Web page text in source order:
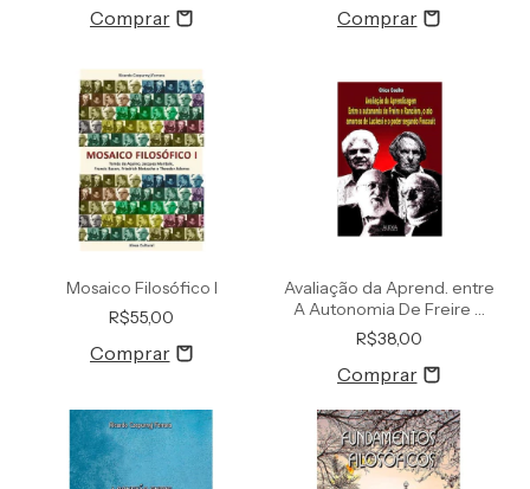
SOB O FOCO DA
Mosaico Filosófico I
R$55,00
Avaliação da Aprend. entre
A Autonomia De Freire E
Rancière
R$38,00